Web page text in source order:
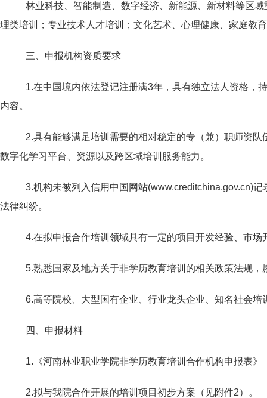
林业科技、智能制造、数字经济、新能源、新材料等区
理类培训；专业技术人才培训；文化艺术、心理健康、家庭教
三、申报机构资质要求
1.在中国境内依法登记注册满3年，具有独立法人资格，
内容。
2.具有能够满足培训需要的相对稳定的专（兼）职师资
数字化学习平台、资源以及跨区域培训服务能力。
3.机构未被列入信用中国网站(www.creditchina.gov.cn)
法律纠纷。
4.在拟申报合作培训领域具有一定的项目开发经验、市场
5.熟悉国家及地方关于非学历教育培训的相关政策法规
6.高等院校、大型国有企业、行业龙头企业、知名社会
四、申报材料
1.《河南林业职业学院非学历教育培训合作机构申报表》
2.拟与我院合作开展的培训项目初步方案（见附件2）。